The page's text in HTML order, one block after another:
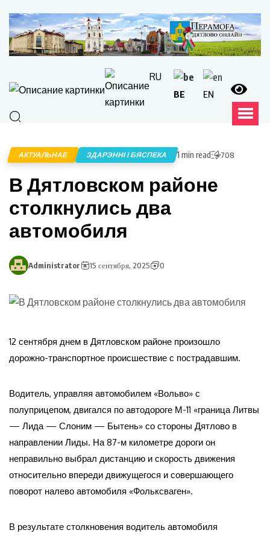
RU
BE EN
АКТУАЛЬНАЕ ЗДАРЭННІ І БЯСПЕКА 1 min read 708
В Дятловском районе
столкнулись два
автомобиля
Administrator 15 сентября, 2025 0
12 сентября днем в Дятловском районе произошло
дорожно-транспортное происшествие с пострадавшим.
Водитель, управляя автомобилем «Вольво» с
полуприцепом, двигался по автодороге М-11 «граница Литвы
— Лида — Слоним — Бытень» со стороны Дятлово в
направлении Лиды. На 87-м километре дороги он
неправильно выбрал дистанцию и скорость движения
относительно впереди движущегося и совершающего
поворот налево автомобиля «Фольксваген».
В результате столкновения водитель автомобиля